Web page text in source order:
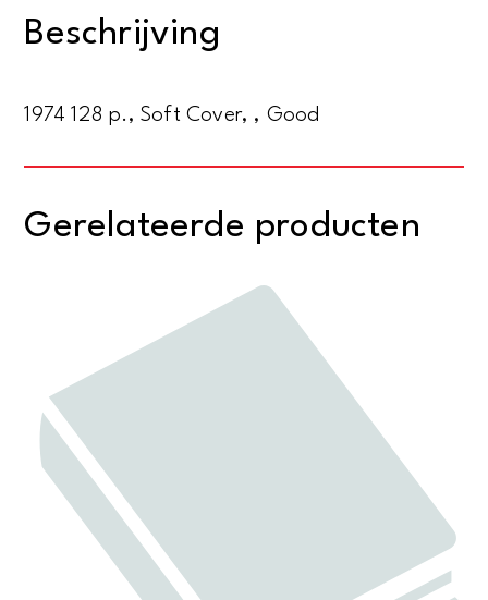
Guard
Beschrijving
1974 128 p., Soft Cover, , Good
Gerelateerde producten